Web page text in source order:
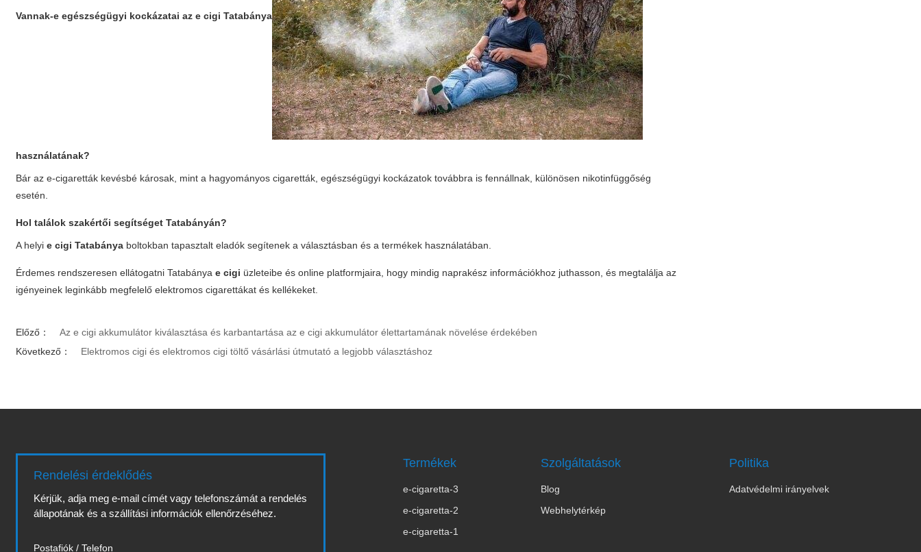
Vannak-e egészségügyi kockázatai aze cigi Tatabánya
használatának?
Bár az e-cigaretták kevésbé károsak, mint a hagyományos cigaretták, egészségügyi kockázatok továbbra is fennállnak, különösen nikotinfüggőség
esetén.
Hol találok szakértői segítséget Tatabányán?
A helyie cigi Tatabánya boltokban tapasztalt eladók segítenek a választásban és a termékek használatában.
Érdemes rendszeresen ellátogatni Tatabányae cigi üzleteibe és online platformjaira, hogy mindig naprakész információkhoz juthasson, és megtalálja az
igényeinek leginkább megfelelő elektromos cigarettákat és kellékeket.
Előző：
Az e cigi akkumulátor kiválasztása és karbantartása az e cigi akkumulátor élettartamának növelése érdekében
Következő：
Elektromos cigi és elektromos cigi töltő vásárlási útmutató a legjobb választáshoz
Rendelési érdeklődés
Kérjük, adja meg e-mail címét vagy telefonszámát a rendelés
állapotának és a szállítási információk ellenőrzéséhez.
Postafiók / Telefon
Termékek
e-cigaretta-3
e-cigaretta-2
e-cigaretta-1
Szolgáltatások
Blog
Webhelytérkép
Politika
Adatvédelmi irányelvek